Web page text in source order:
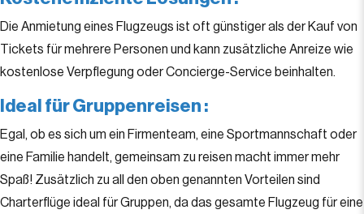
Die Anmietung eines Flugzeugs ist oft günstiger als der Kauf von
Tickets für mehrere Personen und kann zusätzliche Anreize wie
kostenlose Verpflegung oder Concierge-Service beinhalten.
Ideal für Gruppenreisen :
Egal, ob es sich um ein Firmenteam, eine Sportmannschaft oder
eine Familie handelt, gemeinsam zu reisen macht immer mehr
Spaß! Zusätzlich zu all den oben genannten Vorteilen sind
Charterflüge ideal für Gruppen, da das gesamte Flugzeug für eine